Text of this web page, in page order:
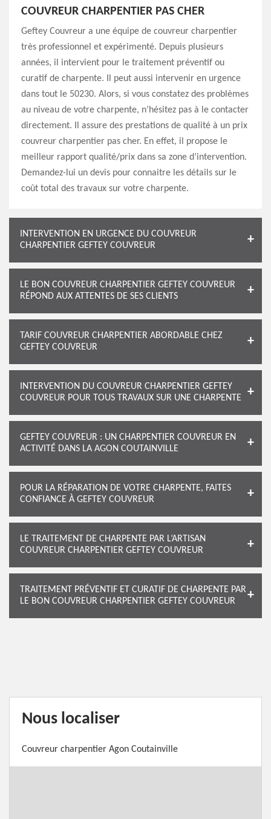
COUVREUR CHARPENTIER PAS CHER
Geftey Couvreur a une équipe de couvreur charpentier
très professionnel et expérimenté. Depuis plusieurs
années, il intervient pour le traitement préventif ou
curatif de charpente. Il peut aussi intervenir en urgence
dans tout le 50230. Alors, si vous constatez des problèmes
au niveau de votre charpente, n’hésitez pas à le contacter
directement. Il assure des prestations de qualité à un prix
couvreur charpentier pas cher. En effet, il propose le
meilleur rapport qualité/prix dans sa zone d’intervention.
Demandez-lui un devis pour connaitre les détails sur le
coût total des travaux sur votre charpente.
INTERVENTION EN URGENCE DU COUVREUR
CHARPENTIER GEFTEY COUVREUR
LE BON COUVREUR CHARPENTIER GEFTEY COUVREUR
RÉPOND AUX ATTENTES DE SES CLIENTS
TARIF COUVREUR CHARPENTIER ABORDABLE CHEZ
GEFTEY COUVREUR
INTERVENTION DU COUVREUR CHARPENTIER GEFTEY
COUVREUR POUR TOUS TRAVAUX SUR UNE CHARPENTE
GEFTEY COUVREUR : UN CHARPENTIER COUVREUR EN
ACTIVITÉ DANS LA AGON COUTAINVILLE
POUR LA RÉPARATION DE VOTRE CHARPENTE, FAITES
CONFIANCE À GEFTEY COUVREUR
LE TRAITEMENT DE CHARPENTE PAR L’ARTISAN
COUVREUR CHARPENTIER GEFTEY COUVREUR
TRAITEMENT PRÉVENTIF ET CURATIF DE CHARPENTE PAR
LE BON COUVREUR CHARPENTIER GEFTEY COUVREUR
Nous localiser
Couvreur charpentier Agon Coutainville